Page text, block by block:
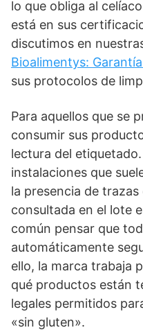
lo que obliga al
está en sus
discutimos en
Bioalimentys:
sus protocolos de
Para aquellos que se
consumir sus
lectura del
instalaciones que
la presencia de
consultada en el lote
común pensar que
automáticamente
ello, la marca trabaja
qué productos están
legales permitidos
«sin gluten».